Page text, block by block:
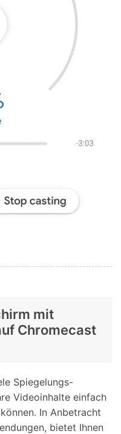
mit
Chromecast
Spiegelungs-
Videoinhalte einfach
In Anbetracht
bietet Ihnen